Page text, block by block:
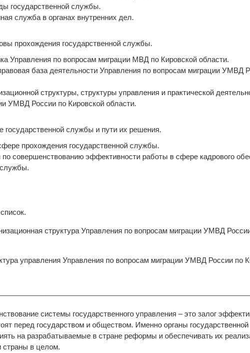
государственной службы.
служба в органах внутренних дел.
прохождения государственной службы.
Управления по вопросам миграции МВД по Кировской области.
база деятельности Управления по вопросам миграции УМВД
структуры, структуры управления и практической
УМВД России по Кировской области.
службы и пути их решения.
прохождения государственной службы.
совершенствованию эффективности работы в сфере кадрового
службы.
структура Управления по вопросам миграции УМВД
управления Управления по вопросам миграции УМВД России по
системы государственного управления – это залог
перед государством и обществом. Именно органы
на разрабатываемые в стране реформы и обеспечивать их
страны в целом.